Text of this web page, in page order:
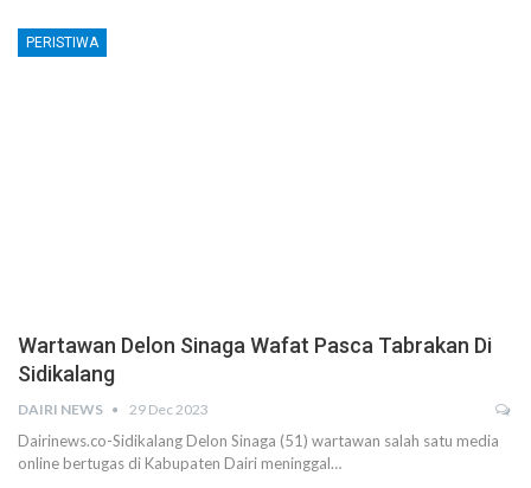
PERISTIWA
Wartawan Delon Sinaga Wafat Pasca Tabrakan Di
Sidikalang
DAIRI NEWS 29 Dec 2023
Dairinews.co-Sidikalang Delon Sinaga (51) wartawan salah satu media
online bertugas di Kabupaten Dairi meninggal…